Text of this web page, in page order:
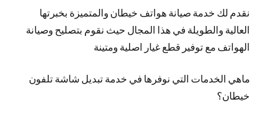
نقدم لك خدمة صيانة هواتف خيطان والمتميزة بخبرتها
العالية والطويلة في هذا المجال حيث نقوم بتصليح وصيانة
الهواتف مع توفير قطع غيار اصلية ومتينة
ماهي الخدمات التي نوفرها في خدمة تبديل شاشة تلفون
خيطان؟